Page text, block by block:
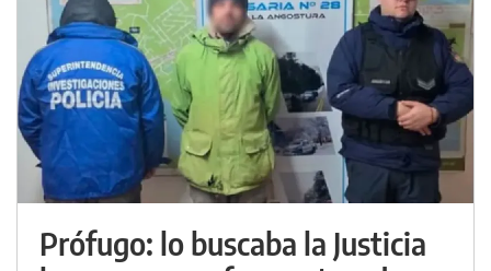
Prófugo: lo buscaba la Justicia